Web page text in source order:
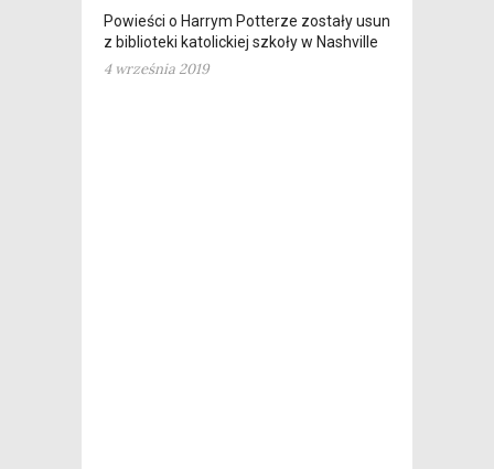
Powieści o Harrym Potterze zostały usunięte
z biblioteki katolickiej szkoły w Nashville
4 września 2019